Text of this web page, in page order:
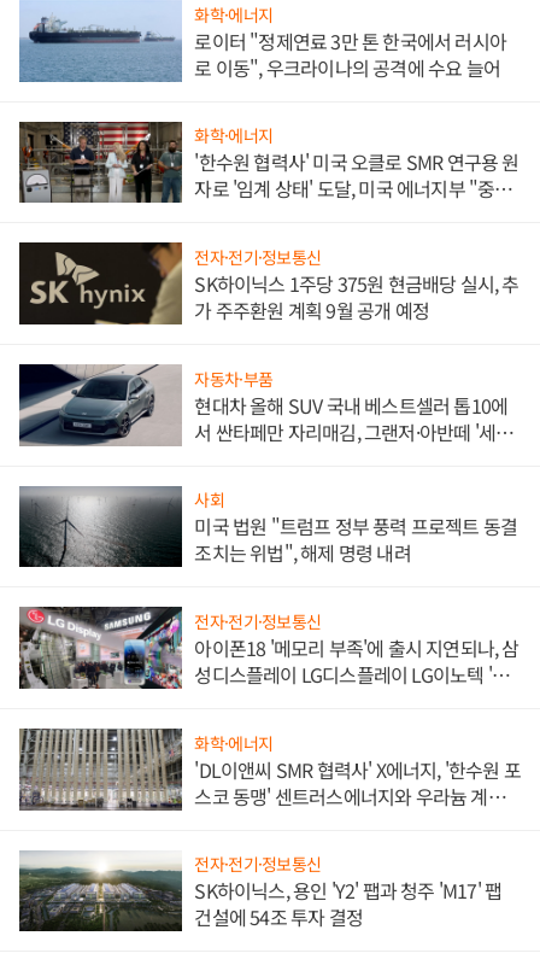
화학·에너지
로이터 "정제연료 3만 톤 한국에서 러시아
로 이동", 우크라이나의 공격에 수요 늘어
화학·에너지
'한수원 협력사' 미국 오클로 SMR 연구용 원
자로 '임계 상태' 도달, 미국 에너지부 "중요
전자·전기·정보통신
SK하이닉스 1주당 375원 현금배당 실시, 추
가 주주환원 계획 9월 공개 예정
자동차·부품
현대차 올해 SUV 국내 베스트셀러 톱10에
서 싼타페만 자리매김, 그랜저·아반떼 '세단
사회
미국 법원 "트럼프 정부 풍력 프로젝트 동결
조치는 위법", 해제 명령 내려
전자·전기·정보통신
아이폰18 '메모리 부족'에 출시 지연되나, 삼
성디스플레이 LG디스플레이 LG이노텍 '탈
화학·에너지
'DL이앤씨 SMR 협력사' X에너지, '한수원 포
스코 동맹' 센트러스에너지와 우라늄 계약
전자·전기·정보통신
SK하이닉스, 용인 'Y2' 팹과 청주 'M17' 팹
건설에 54조 투자 결정